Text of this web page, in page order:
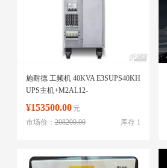
施耐德 工频机 40KVA E3SUPS40KH
UPS主机+M2AL12-
100SFR/12V100AH*32节+辅材
¥153500.00 元
库存 1
市场价：208200.00